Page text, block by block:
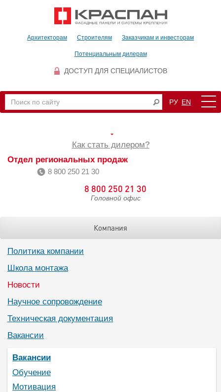
Архитекторам Строителям Заказчикам и инвесторам
Потенциальным дилерам
ДОСТУП ДЛЯ СПЕЦИАЛИСТОВ
РУ EN
Как стать дилером?
Отдел региональных продаж
8 800 250 21 30
8 800 250 21 30
Головной офис
Компания
Политика компании
Школа монтажа
Новости
Научное сопровождение
Техническая документация
Вакансии
Вакансии
Обучение
Мотивация